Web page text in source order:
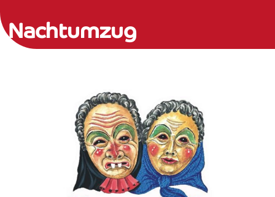
Nachtumzug